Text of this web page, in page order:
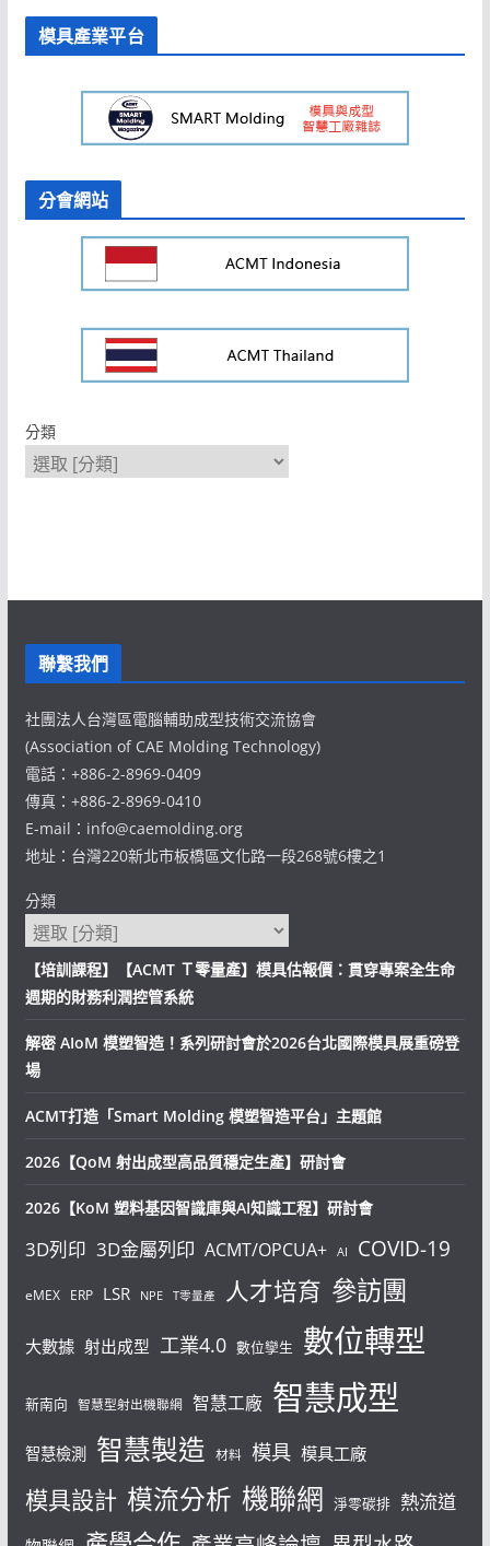
模具產業平台
分會網站
分類
聯繫我們
社團法人台灣區電腦輔助成型技術交流協會
(Association of CAE Molding Technology)
電話：+886-2-8969-0409
傳真：+886-2-8969-0410
E-mail：info@caemolding.org
地址：台灣220新北市板橋區文化路一段268號6樓之1
分類
【培訓課程】【ACMT Ｔ零量產】模具估報價：貫穿專案全生命
週期的財務利潤控管系統
解密 AIoM 模塑智造！系列研討會於2026台北國際模具展重磅登
場
ACMT打造「Smart Molding 模塑智造平台」主題館
2026【QoM 射出成型高品質穩定生產】研討會
2026【KoM 塑料基因智識庫與AI知識工程】研討會
3D列印 3D金屬列印 ACMT/OPCUA+ AI COVID-19
eMEX ERP LSR NPE T零量產 人才培育 參訪團
大數據 射出成型 工業4.0 數位孿生 數位轉型
新南向 智慧型射出機聯網 智慧工廠 智慧成型
智慧檢測 智慧製造 材料 模具 模具工廠
模具設計 模流分析 機聯網 淨零碳排 熱流道